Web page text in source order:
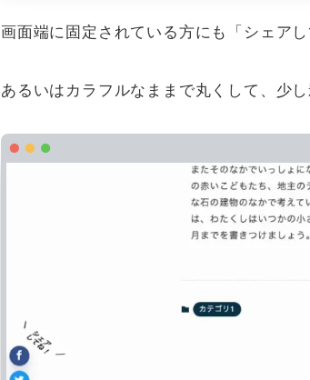
画面端に固定されている方にも「シェア
あるいはカラフルなままで丸くして、少